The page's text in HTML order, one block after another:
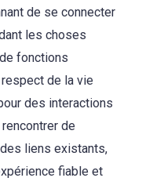
de se connecter
les choses
fonctions
de la vie
des interactions
de
liens existants,
fiable et